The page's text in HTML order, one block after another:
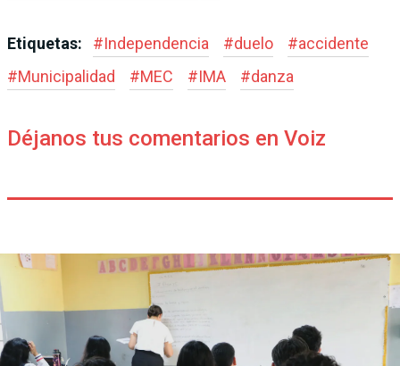
Etiquetas: #Independencia #duelo #accidente
#Municipalidad #MEC #IMA #danza
Déjanos tus comentarios en Voiz